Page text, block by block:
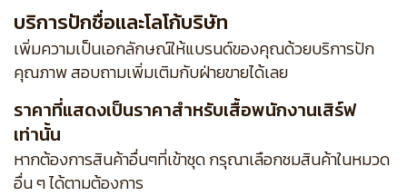
บริการปักชื่อและโลโก้บริษัท
เพิ่มความเป็นเอกลักษณ์ให้แบรนด์ของคุณด้วยบริการปัก
คุณภาพ สอบถามเพิ่มเติมกับฝ่ายขายได้เลย
ราคาที่แสดงเป็นราคาสำหรับเสื้อพนักงานเสิร์ฟ
เท่านั้น
หากต้องการสินค้าอื่นๆที่เข้าชุด กรุณาเลือกชมสินค้าในหมวด
อื่น ๆ ได้ตามต้องการ